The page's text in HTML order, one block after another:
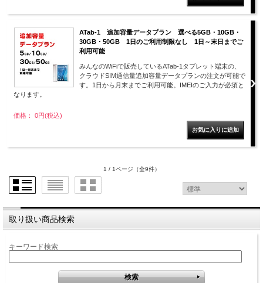
ATab-1 追加容量データプラン 選べる5GB・10GB・
30GB・50GB 1日のご利用制限なし 1日～末日までご
利用可能
みんなのWiFiで販売しているATab-1タブレット端末の、
クラウドSIM通信量追加容量データプランの注文が可能で
す。1日から月末までご利用可能。IMEIのご入力が必須と
なります。
価格： 0円(税込)
1 / 1ページ （全9件）
取り扱い商品検索
キーワード検索